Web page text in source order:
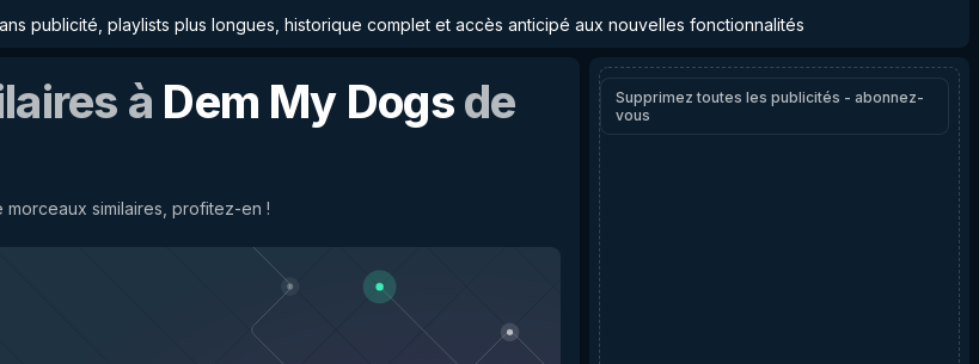
publicité, playlists plus longues, historique complet et accès anticipé aux nouvelles fonctionnalités
à Dem My Dogsde
morceaux similaires, profitez-en !
Supprimez toutes les publicités - abonnez-
vous